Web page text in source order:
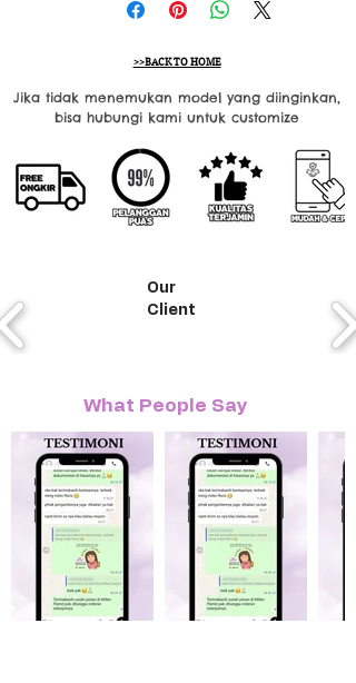
>>BACK TO HOME
Jika tidak menemukan model yang diinginkan,
bisa hubungi kami untuk customize
Our
Client
What People Say